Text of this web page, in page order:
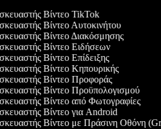
Βίντεο TikTok
Βίντεο Αυτοκινήτου
Βίντεο Διακόσμησης
Βίντεο Ειδήσεων
Βίντεο Επίδειξης
Βίντεο Κηπουρικής
Βίντεο Προφοράς
Βίντεο Προϋπολογισμού
Βίντεο από Φωτογραφίες
Βίντεο για Android
Βίντεο με Πράσινη Οθόνη